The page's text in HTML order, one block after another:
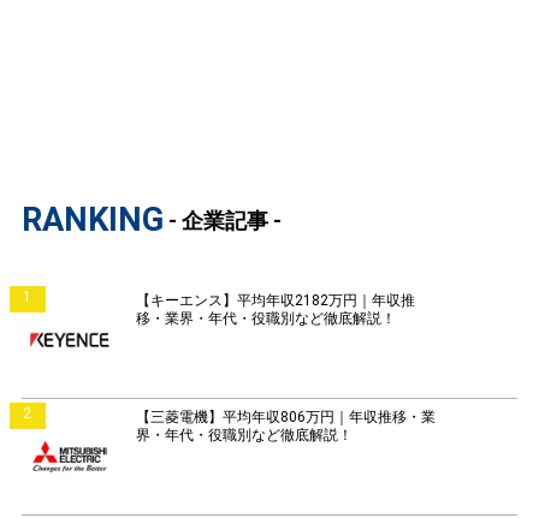
RANKING - 企業記事 -
1
【キーエンス】平均年収2182万円｜年収推
移・業界・年代・役職別など徹底解説！
2
【三菱電機】平均年収806万円｜年収推移・業
界・年代・役職別など徹底解説！